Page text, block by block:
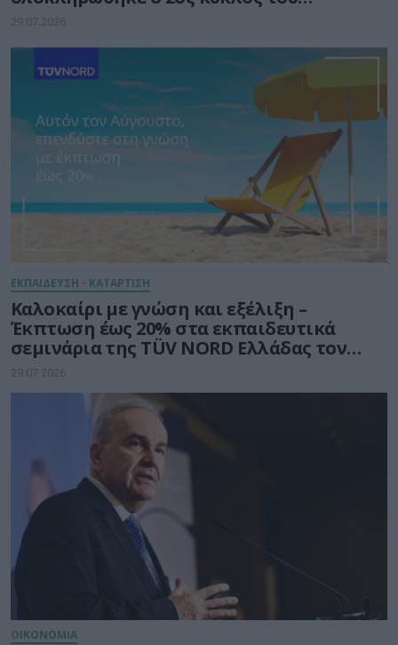
προγράμματος GenAI Empowered
29.07.2026
ΕΚΠΑΙΔΕΥΣΗ - ΚΑΤΑΡΤΙΣΗ
Καλοκαίρι με γνώση και εξέλιξη –
Έκπτωση έως 20% στα εκπαιδευτικά
σεμινάρια της TÜV NORD Ελλάδας τον
Αύγουστο
29.07.2026
ΟΙΚΟΝΟΜΙΑ